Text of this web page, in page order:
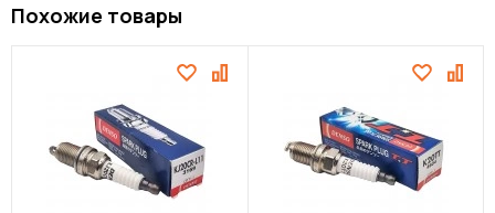
Похожие товары